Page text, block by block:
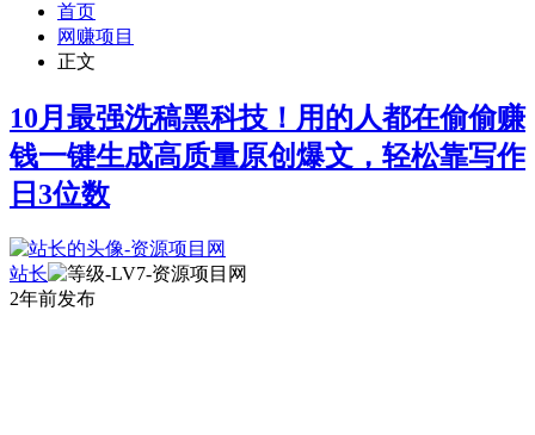
首页
网赚项目
正文
10月最强洗稿黑科技！用的人都在偷偷赚
钱一键生成高质量原创爆文，轻松靠写作
日3位数
站长
2年前发布